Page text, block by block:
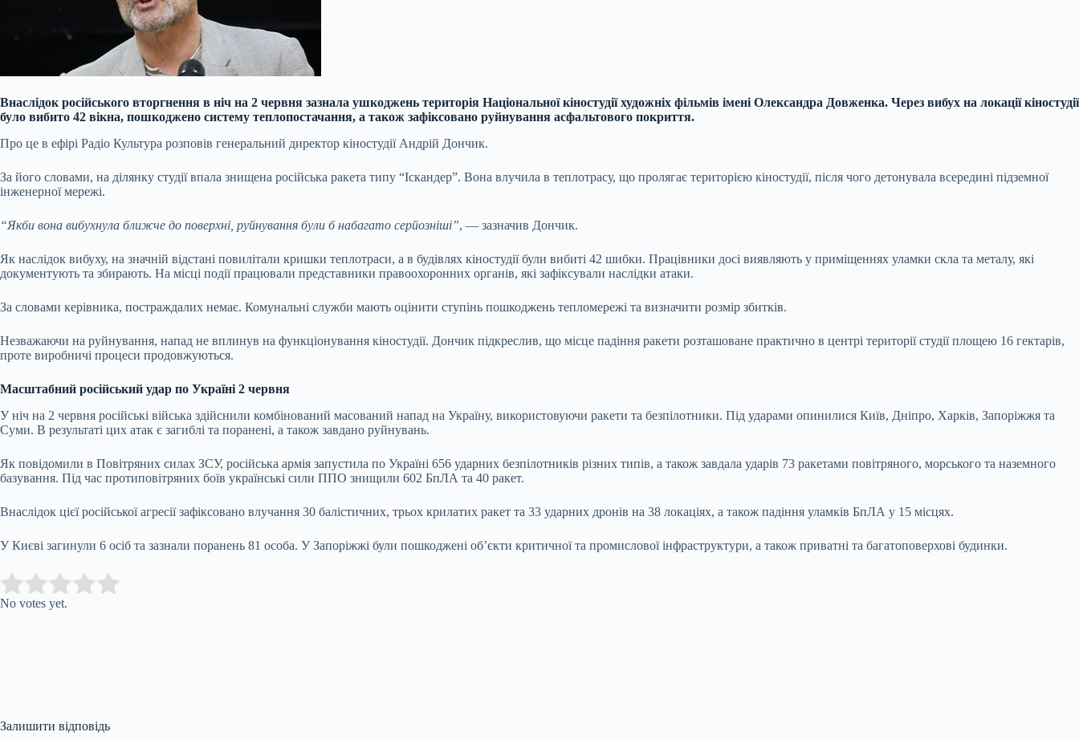
Внаслідок російського вторгнення в ніч на 2 червня зазнала ушкоджень територія Національної кіностудії художніх фільмів імені Олександра Довженка. Через вибух на локації кіностудії
було вибито 42 вікна, пошкоджено систему теплопостачання, а також зафіксовано руйнування асфальтового покриття.
Про це в ефірі Радіо Культура розповів генеральний директор кіностудії Андрій Дончик.
За його словами, на ділянку студії впала знищена російська ракета типу “Іскандер”. Вона влучила в теплотрасу, що пролягає територією кіностудії, після чого детонувала всередині підземної
інженерної мережі.
“Якби вона вибухнула ближче до поверхні, руйнування були б набагато серйозніші”, — зазначив Дончик.
Як наслідок вибуху, на значній відстані повилітали кришки теплотраси, а в будівлях кіностудії були вибиті 42 шибки. Працівники досі виявляють у приміщеннях уламки скла та металу, які
документують та збирають. На місці події працювали представники правоохоронних органів, які зафіксували наслідки атаки.
За словами керівника, постраждалих немає. Комунальні служби мають оцінити ступінь пошкоджень тепломережі та визначити розмір збитків.
Незважаючи на руйнування, напад не вплинув на функціонування кіностудії. Дончик підкреслив, що місце падіння ракети розташоване практично в центрі території студії площею 16 гектарів,
проте виробничі процеси продовжуються.
Масштабний російський удар по Україні 2 червня
У ніч на 2 червня російські війська здійснили комбінований масований напад на Україну, використовуючи ракети та безпілотники. Під ударами опинилися Київ, Дніпро, Харків, Запоріжжя та
Суми. В результаті цих атак є загиблі та поранені, а також завдано руйнувань.
Як повідомили в Повітряних силах ЗСУ, російська армія запустила по Україні 656 ударних безпілотників різних типів, а також завдала ударів 73 ракетами повітряного, морського та наземного
базування. Під час протиповітряних боїв українські сили ППО знищили 602 БпЛА та 40 ракет.
Внаслідок цієї російської агресії зафіксовано влучання 30 балістичних, трьох крилатих ракет та 33 ударних дронів на 38 локаціях, а також падіння уламків БпЛА у 15 місцях.
У Києві загинули 6 осіб та зазнали поранень 81 особа. У Запоріжжі були пошкоджені об’єкти критичної та промислової інфраструктури, а також приватні та багатоповерхові будинки.
Rate this item:
No votes yet.
Залишити відповідь